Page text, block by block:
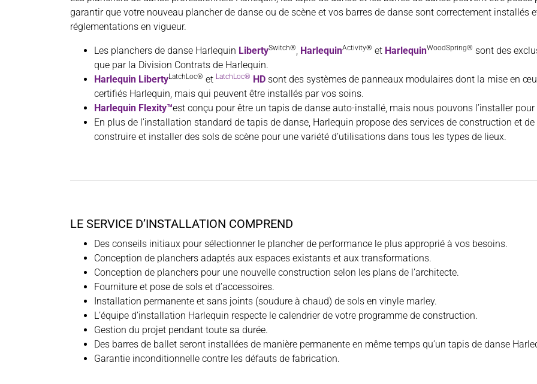
garantir que votre nouveau plancher de danse ou de scène et vos barres de danse sont correctement installés
réglementations en vigueur.
Les planchers de danse Harlequin LibertySwitch®, HarlequinActivity® et HarlequinWoodSpring® sont des
que par la Division Contrats de Harlequin.
Harlequin LibertyLatchLoc® et LatchLoc® HD sont des systèmes de panneaux modulaires dont la mise en
certifiés Harlequin, mais qui peuvent être installés par vos soins.
Harlequin Flexity™est conçu pour être un tapis de danse auto-installé, mais nous pouvons l’installer
En plus de l’installation standard de tapis de danse, Harlequin propose des services de construction et
construire et installer des sols de scène pour une variété d’utilisations dans tous les types de lieux.
LE SERVICE D’INSTALLATION COMPREND
Des conseils initiaux pour sélectionner le plancher de performance le plus approprié à vos besoins.
Conception de planchers adaptés aux espaces existants et aux transformations.
Conception de planchers pour une nouvelle construction selon les plans de l’architecte.
Fourniture et pose de sols et d’accessoires.
Installation permanente et sans joints (soudure à chaud) de sols en vinyle marley.
L’équipe d’installation Harlequin respecte le calendrier de votre programme de construction.
Gestion du projet pendant toute sa durée.
Des barres de ballet seront installées de manière permanente en même temps qu’un tapis de danse
Garantie inconditionnelle contre les défauts de fabrication.